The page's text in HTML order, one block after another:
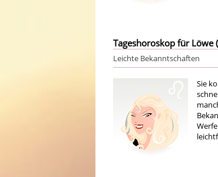
Tageshoroskop für Löwe
Leichte Bekanntschaften
Sie